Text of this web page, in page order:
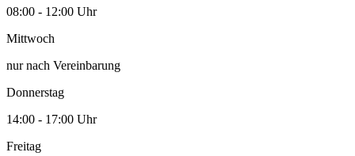
08:00 - 12:00 Uhr
Mittwoch
nur nach Vereinbarung
Donnerstag
14:00 - 17:00 Uhr
Freitag